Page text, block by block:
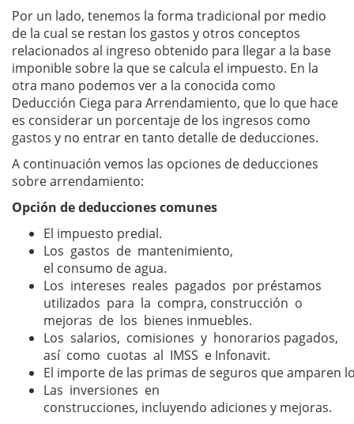
Por un lado, tenemos la forma tradicional por medio
de la cual se restan los gastos y otros conceptos
relacionados al ingreso obtenido para llegar a la base
imponible sobre la que se calcula el impuesto. En la
otra mano podemos ver a la conocida como
Deducción Ciega para Arrendamiento, que lo que hace
es considerar un porcentaje de los ingresos como
gastos y no entrar en tanto detalle de deducciones.
A continuación vemos las opciones de deducciones
sobre arrendamiento:
Opción de deducciones comunes
El impuesto predial.
Los gastos de mantenimiento,
el consumo de agua.
Los intereses reales pagados por préstamos
utilizados para la compra, construcción o
mejoras de los bienes inmuebles.
Los salarios, comisiones y honorarios pagados,
así como cuotas al IMSS e Infonavit.
El importe de las primas de seguros que amparen
Las inversiones en
construcciones, incluyendo adiciones y mejoras.